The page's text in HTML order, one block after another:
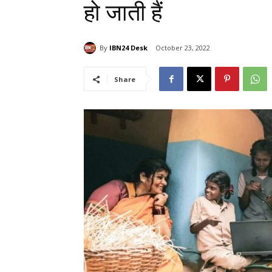
हो जाती हैं
By IBN24 Desk October 23, 2022
Share